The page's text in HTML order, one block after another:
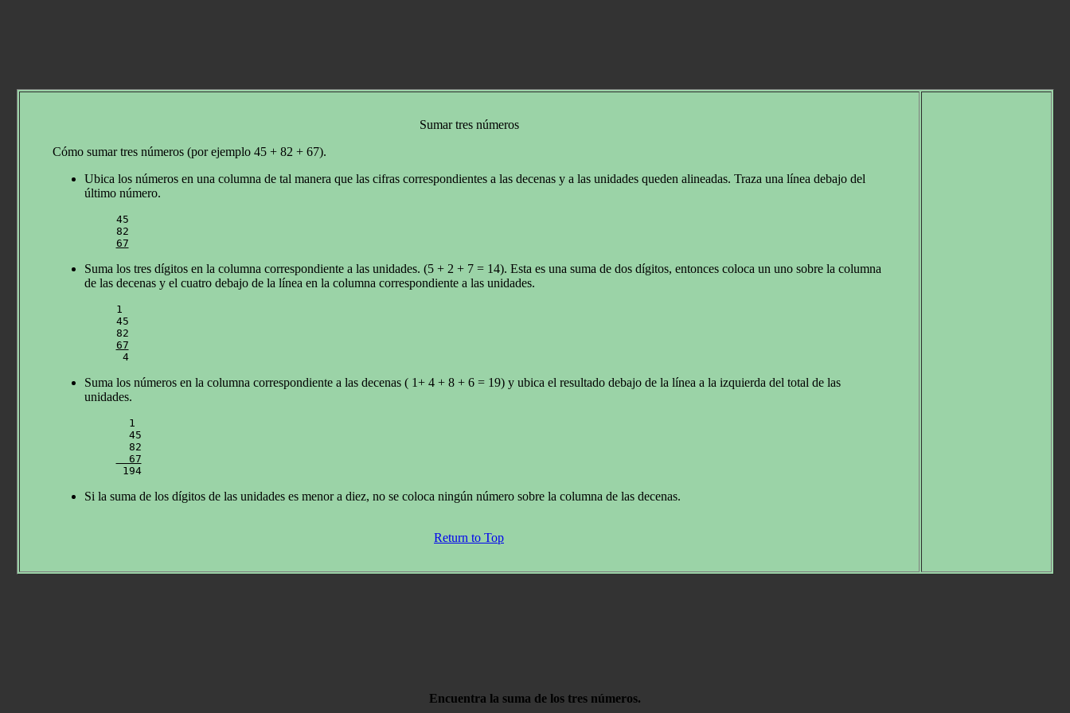
Sumar tres números
Cómo sumar tres números (por ejemplo 45 + 82 + 67).
Ubica los números en una columna de tal manera que las cifras correspondientes a las decenas y a las unidades queden alineadas. Traza una línea debajo del
último número.
45
67
Suma los tres dígitos en la columna correspondiente a las unidades. (5 + 2 + 7 = 14). Esta es una suma de dos dígitos, entonces coloca un uno sobre la columna
de las decenas y el cuatro debajo de la línea en la columna correspondiente a las unidades.
1
45
67
4
Suma los números en la columna correspondiente a las decenas ( 1+ 4 + 8 + 6 = 19) y ubica el resultado debajo de la línea a la izquierda del total de las
unidades.
1
45
67
194
Si la suma de los dígitos de las unidades es menor a diez, no se coloca ningún número sobre la columna de las decenas.
Return to Top
Encuentra la suma de los tres números.